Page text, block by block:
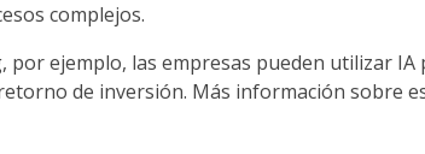
complejos.
por ejemplo, las empresas pueden utilizar IA
de inversión. Más información sobre